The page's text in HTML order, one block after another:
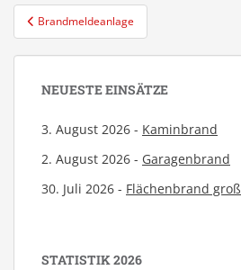
Beitragsnavigation
Brandmeldeanlage
NEUESTE EINSÄTZE
3. August 2026 - Kaminbrand
2. August 2026 - Garagenbrand
30. Juli 2026 - Flächenbrand groß
STATISTIK 2026